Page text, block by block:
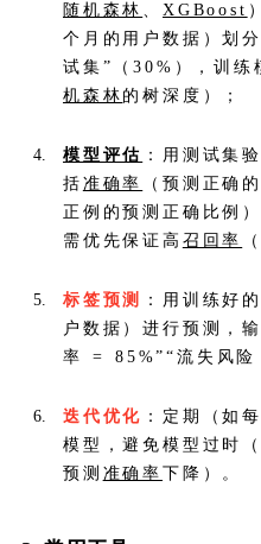
随机森林 、XGBoost
个月的用户数据）划
试集”（30%），训练
机森林 的树深度）；
模型评估 ：用测试集
括 准确率 （预测正确
正例的预测正确比例
需优先保证高 召回率
标签预测
：用训练好
户数据）进行预测，
率 = 85%”“流失风险
迭代优化 ：定期（如
模型，避免模型过时
预测 准确率下降）。